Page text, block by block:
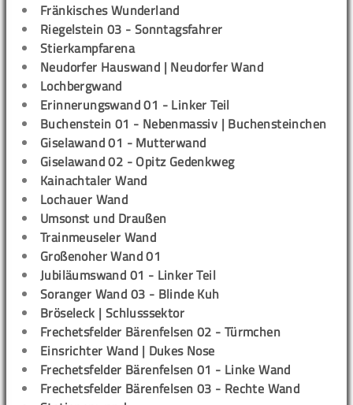
Fränkisches Wunderland
Riegelstein 03 - Sonntagsfahrer
Stierkampfarena
Neudorfer Hauswand | Neudorfer Wand
Lochbergwand
Erinnerungswand 01 - Linker Teil
Buchenstein 01 - Nebenmassiv | Buchensteinchen
Giselawand 01 - Mutterwand
Giselawand 02 - Opitz Gedenkweg
Kainachtaler Wand
Lochauer Wand
Umsonst und Draußen
Trainmeuseler Wand
Großenoher Wand 01
Jubiläumswand 01 - Linker Teil
Soranger Wand 03 - Blinde Kuh
Bröseleck | Schlusssektor
Frechetsfelder Bärenfelsen 02 - Türmchen
Einsrichter Wand | Dukes Nose
Frechetsfelder Bärenfelsen 01 - Linke Wand
Frechetsfelder Bärenfelsen 03 - Rechte Wand